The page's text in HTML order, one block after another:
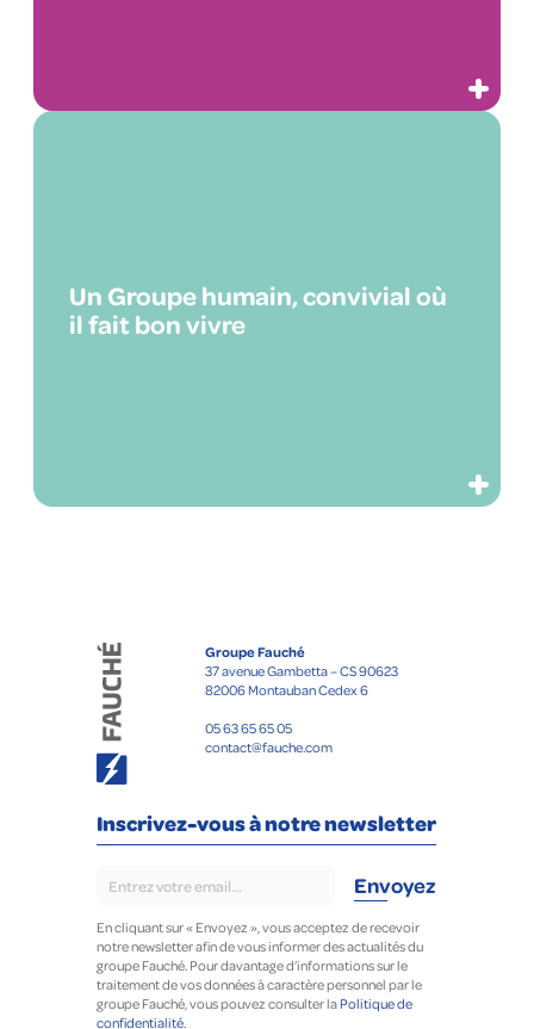
Un Groupe humain, convivial où
il fait bon vivre
Groupe Fauché
37 avenue Gambetta – CS 90623
82006 Montauban Cedex 6
05 63 65 65 05
contact@fauche.com
Inscrivez-vous à notre newsletter
En cliquant sur « Envoyez », vous acceptez de recevoir
notre newsletter afin de vous informer des actualités du
groupe Fauché. Pour davantage d’informations sur le
traitement de vos données à caractère personnel par le
groupe Fauché, vous pouvez consulter laPolitique de
confidentialité.